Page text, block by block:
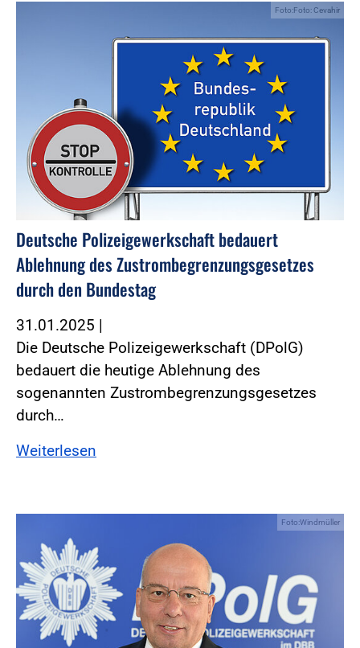
Foto:Foto: Cevahir
Deutsche Polizeigewerkschaft bedauert
Ablehnung des Zustrombegrenzungsgesetzes
durch den Bundestag
31.01.2025 |
Die Deutsche Polizeigewerkschaft (DPolG)
bedauert die heutige Ablehnung des
sogenannten Zustrombegrenzungsgesetzes
durch…
Weiterlesen
Foto:Windmüller